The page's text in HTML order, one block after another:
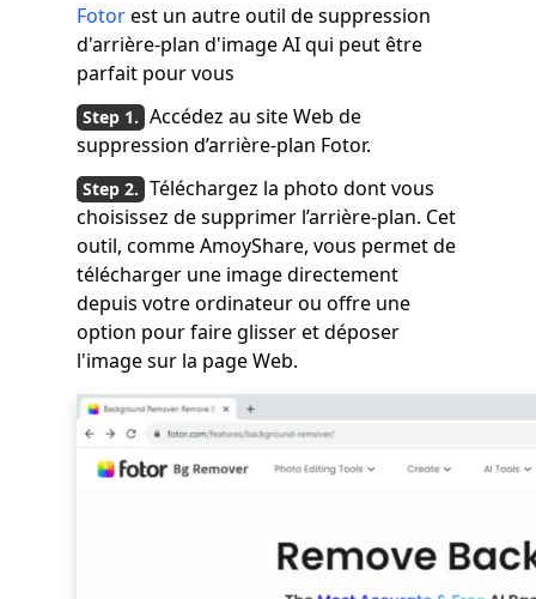
Fotorest un autre outil de suppression
d'arrière-plan d'image AI qui peut être
parfait pour vous
Accédez au site Web de
suppression d’arrière-plan Fotor.
Téléchargez la photo dont vous
choisissez de supprimer l’arrière-plan. Cet
outil, comme AmoyShare, vous permet de
télécharger une image directement
depuis votre ordinateur ou offre une
option pour faire glisser et déposer
l'image sur la page Web.